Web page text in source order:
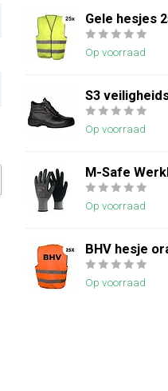
Gele hesjes
Op voorraad
S3
Op voorraad
M-Safe
Op voorraad
BHV hesje
Op voorraad